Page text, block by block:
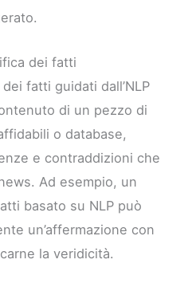
dei fatti
fatti guidati dall’NLP
di un pezzo di
o database,
e contraddizioni che
Ad esempio, un
basato su NLP può
un’affermazione con
la veridicità.